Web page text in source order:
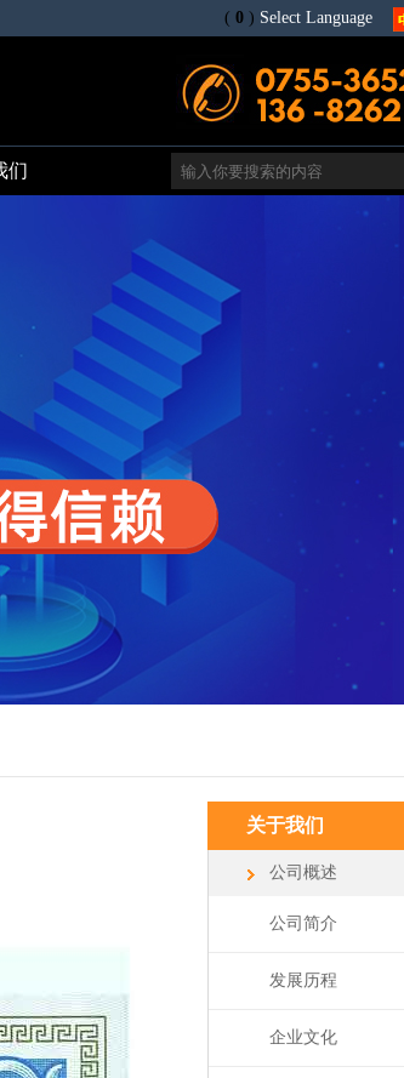
( 0 ) Select Language
们
关于我们
公司概述
公司简介
发展历程
企业文化